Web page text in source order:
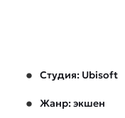
Студия: Ubisoft
Жанр: экшен